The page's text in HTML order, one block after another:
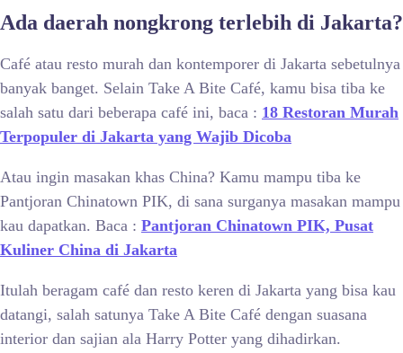
Ada daerah nongkrong terlebih di Jakarta?
Café atau resto murah dan kontemporer di Jakarta sebetulnya
banyak banget. Selain Take A Bite Café, kamu bisa tiba ke
salah satu dari beberapa café ini, baca : 18 Restoran Murah
Terpopuler di Jakarta yang Wajib Dicoba
Atau ingin masakan khas China? Kamu mampu tiba ke
Pantjoran Chinatown PIK, di sana surganya masakan mampu
kau dapatkan. Baca : Pantjoran Chinatown PIK, Pusat
Kuliner China di Jakarta
Itulah beragam café dan resto keren di Jakarta yang bisa kau
datangi, salah satunya Take A Bite Café dengan suasana
interior dan sajian ala Harry Potter yang dihadirkan.